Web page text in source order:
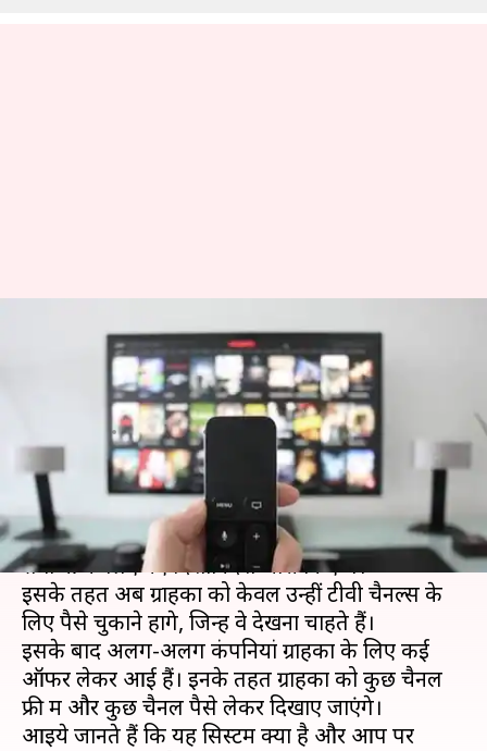
TRAI ने नए DTH नियमः अपनी
पसंद के चैनल चुनकर ऐसे बनाएं बेस्ट
पैक, बचेंगे पैसे
Jan 17, 2019
क्या है खबर?
टेलीकॉम रेगुलेटरी अथॉरिटी ऑफ इंडिया (TRAI) ने DTH
सेवाओं के लिए नए दिशानिर्देश जारी किए थे।
इसके तहत अब ग्राहकों को केवल उन्हीं टीवी चैनल्स के
लिए पैसे चुकाने होंगे, जिन्हें वे देखना चाहते हैं।
इसके बाद अलग-अलग कंपनियां ग्राहकों के लिए कई
ऑफर लेकर आई हैं। इनके तहत ग्राहकों को कुछ चैनल
फ्री में और कुछ चैनल पैसे लेकर दिखाए जाएंगे।
आइये जानते हैं कि यह सिस्टम क्या है और आप पर